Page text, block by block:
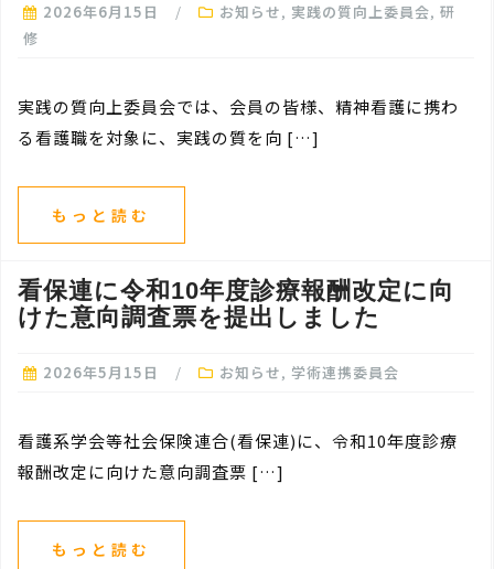
2026年6月15日 お知らせ, 実践の質向上委員会, 研
修
実践の質向上委員会では、会員の皆様、精神看護に携わ
る看護職を対象に、実践の質を向 […]
もっと読む
看保連に令和10年度診療報酬改定に向
けた意向調査票を提出しました
2026年5月15日 お知らせ, 学術連携委員会
看護系学会等社会保険連合(看保連)に、令和10年度診療
報酬改定に向けた意向調査票 […]
もっと読む